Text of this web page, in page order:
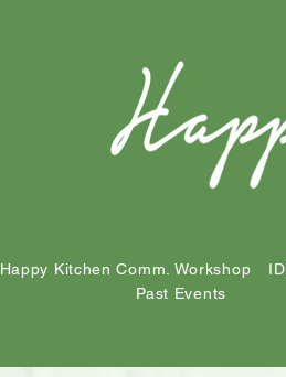
Happy Kitchen Comm. Workshop
Past Events